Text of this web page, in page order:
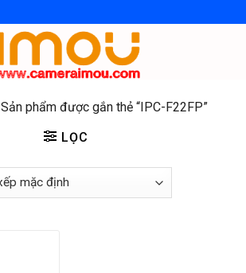
Sản phẩm được gắn thẻ “IPC-F22FP”
LỌC